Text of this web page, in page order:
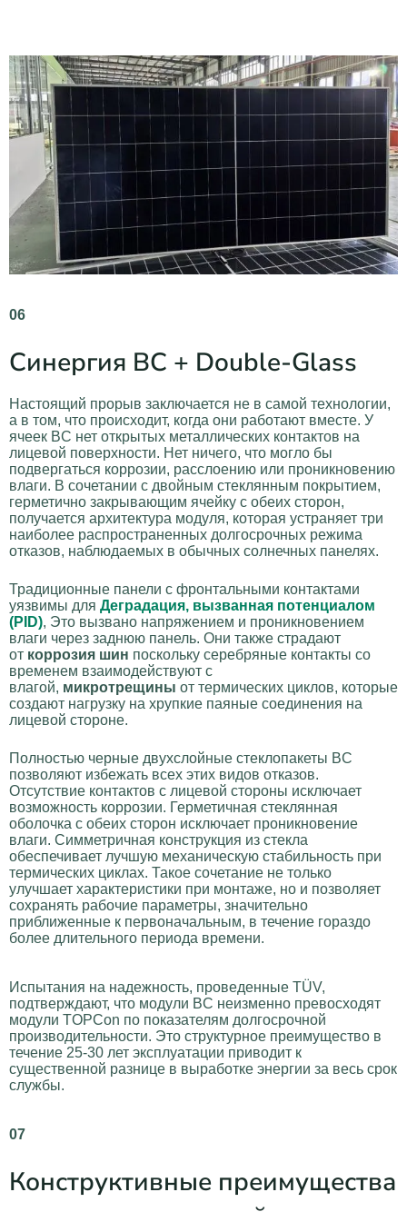
06
Синергия BC + Double-Glass
Настоящий прорыв заключается не в самой технологии,
а в том, что происходит, когда они работают вместе. У
ячеек BC нет открытых металлических контактов на
лицевой поверхности. Нет ничего, что могло бы
подвергаться коррозии, расслоению или проникновению
влаги. В сочетании с двойным стеклянным покрытием,
герметично закрывающим ячейку с обеих сторон,
получается архитектура модуля, которая устраняет три
наиболее распространенных долгосрочных режима
отказов, наблюдаемых в обычных солнечных панелях.
Традиционные панели с фронтальными контактами
уязвимы для Деградация, вызванная потенциалом
(PID), Это вызвано напряжением и проникновением
влаги через заднюю панель. Они также страдают
от коррозия шин поскольку серебряные контакты со
временем взаимодействуют с
влагой, микротрещины от термических циклов, которые
создают нагрузку на хрупкие паяные соединения на
лицевой стороне.
Полностью черные двухслойные стеклопакеты BC
позволяют избежать всех этих видов отказов.
Отсутствие контактов с лицевой стороны исключает
возможность коррозии. Герметичная стеклянная
оболочка с обеих сторон исключает проникновение
влаги. Симметричная конструкция из стекла
обеспечивает лучшую механическую стабильность при
термических циклах. Такое сочетание не только
улучшает характеристики при монтаже, но и позволяет
сохранять рабочие параметры, значительно
приближенные к первоначальным, в течение гораздо
более длительного периода времени.
Испытания на надежность, проведенные TÜV,
подтверждают, что модули BC неизменно превосходят
модули TOPCon по показателям долгосрочной
производительности. Это структурное преимущество в
течение 25-30 лет эксплуатации приводит к
существенной разнице в выработке энергии за весь срок
службы.
07
Конструктивные преимущества